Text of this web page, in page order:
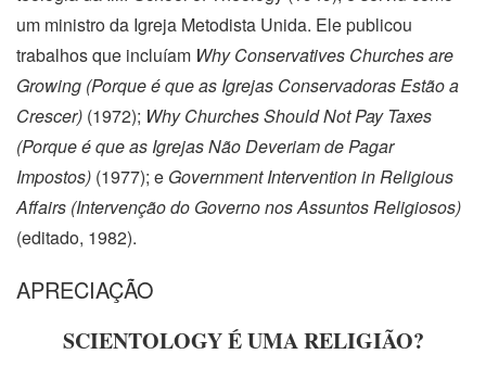
um ministro da Igreja Metodista Unida. Ele publicou
trabalhos que incluíam Why Conservatives Churches are
Growing (Porque é que as Igrejas Conservadoras Estão a
Crescer) (1972); Why Churches Should Not Pay Taxes
(Porque é que as Igrejas Não Deveriam de Pagar
Impostos) (1977); e Government Intervention in Religious
Affairs (Intervenção do Governo nos Assuntos Religiosos)
(editado, 1982).
APRECIAÇÃO
SCIENTOLOGY É UMA RELIGIÃO?